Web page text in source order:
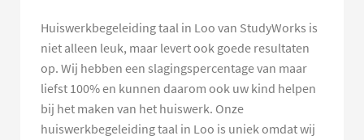
Huiswerkbegeleiding taal in Loo van StudyWorks is
niet alleen leuk, maar levert ook goede resultaten
op. Wij hebben een slagingspercentage van maar
liefst 100% en kunnen daarom ook uw kind helpen
bij het maken van het huiswerk. Onze
huiswerkbegeleiding taal in Loo is uniek omdat wij